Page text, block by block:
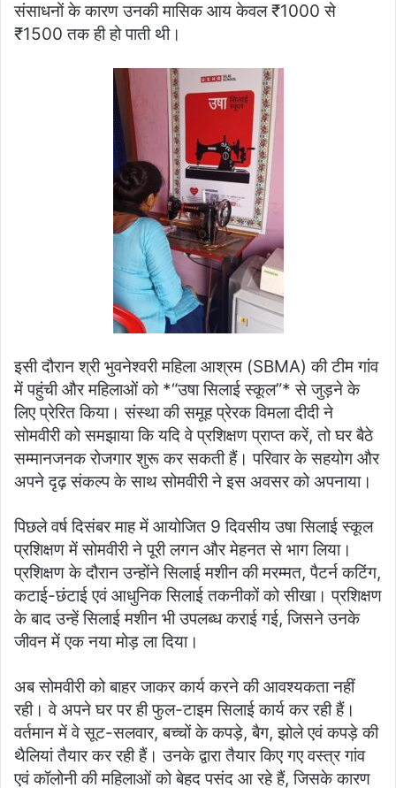
संसाधनों के कारण उनकी मासिक आय केवल ₹1000 से
₹1500 तक ही हो पाती थी।
इसी दौरान श्री भुवनेश्वरी महिला आश्रम (SBMA) की टीम गांव
में पहुंची और महिलाओं को *“उषा सिलाई स्कूल”* से जुड़ने के
लिए प्रेरित किया। संस्था की समूह प्रेरक विमला दीदी ने
सोमवीरी को समझाया कि यदि वे प्रशिक्षण प्राप्त करें, तो घर बैठे
सम्मानजनक रोजगार शुरू कर सकती हैं। परिवार के सहयोग और
अपने दृढ़ संकल्प के साथ सोमवीरी ने इस अवसर को अपनाया।
पिछले वर्ष दिसंबर माह में आयोजित 9 दिवसीय उषा सिलाई स्कूल
प्रशिक्षण में सोमवीरी ने पूरी लगन और मेहनत से भाग लिया।
प्रशिक्षण के दौरान उन्होंने सिलाई मशीन की मरम्मत, पैटर्न कटिंग,
कटाई-छंटाई एवं आधुनिक सिलाई तकनीकों को सीखा। प्रशिक्षण
के बाद उन्हें सिलाई मशीन भी उपलब्ध कराई गई, जिसने उनके
जीवन में एक नया मोड़ ला दिया।
अब सोमवीरी को बाहर जाकर कार्य करने की आवश्यकता नहीं
रही। वे अपने घर पर ही फुल-टाइम सिलाई कार्य कर रही हैं।
वर्तमान में वे सूट-सलवार, बच्चों के कपड़े, बैग, झोले एवं कपड़े की
थैलियां तैयार कर रही हैं। उनके द्वारा तैयार किए गए वस्त्र गांव
एवं कॉलोनी की महिलाओं को बेहद पसंद आ रहे हैं, जिसके कारण